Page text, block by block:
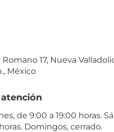
17, Nueva
México
de 9:00 a 19:00 horas.
Domingos, cerrado.